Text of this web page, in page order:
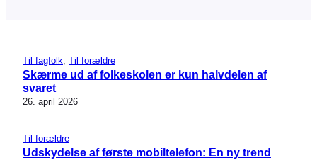
Til fagfolk Til forældre
Skærme ud af folkeskolen er kun halvdelen af
svaret
26. april 2026
Til forældre
Udskydelse af første mobiltelefon: En ny trend